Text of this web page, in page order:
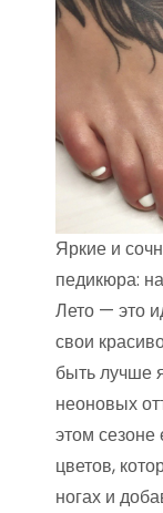
Яркие и
педикюра:
Лето — это
свои
быть лучше
неоновых
этом сезоне
цветов,
ногах и